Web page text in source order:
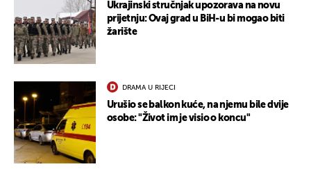
Ukrajinski stručnjak upozorava na novu
prijetnju: Ovaj grad u BiH-u bi mogao biti
žarište
DRAMA U RIJECI
Urušio se balkon kuće, na njemu bile dvije
osobe: "Život im je visio o koncu"